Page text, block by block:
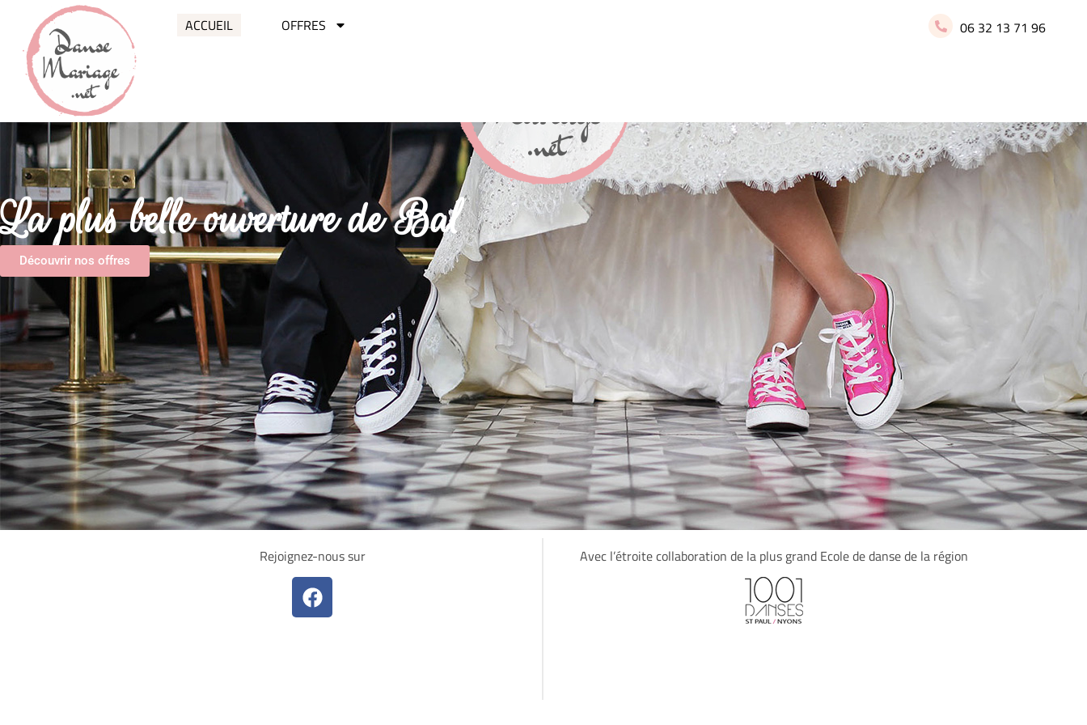
ACCUEIL OFFRES 06 32 13 71 96
La plus belle ouverture de Bal
Découvrir nos offres
Rejoignez-nous sur Avec l’étroite collaboration de la plus grand Ecole de danse de la région